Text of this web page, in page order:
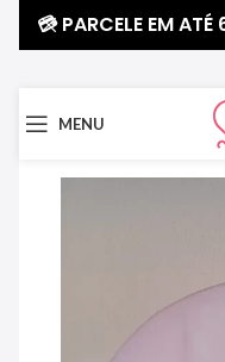
MENU
💳 PARCELE EM